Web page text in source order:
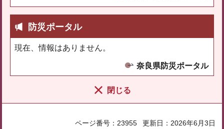
防災ポータル
現在、情報はありません。
奈良県防災ポータル
閉じる
ページ番号：23955 更新日：2026年6月3日